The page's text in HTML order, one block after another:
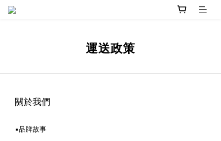
運送政策
關於我們
▪品牌故事